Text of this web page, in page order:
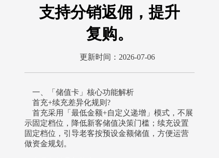
支持分销返佣，提升
复购。
更新时间：2026-07-06
一、「储值卡」核心功能解析
首充+续充差异化规则?
首充采用「最低金额+自定义递增」模式，不展
示固定档位，降低新客储值决策门槛；续充设置
固定档位，引导老客按预设金额储值，方便运营
做资金规划。